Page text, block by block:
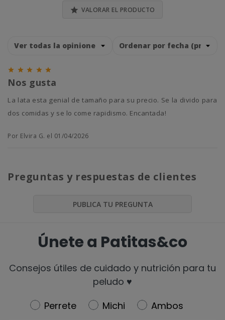
 VALORAR EL PRODUCTO
    
Nos gusta
La lata esta genial de tamaño para su precio. Se la divido para
dos comidas y se lo come rapidismo. Encantada!
Por Elvira G. el 01/04/2026
Preguntas y respuestas de clientes
PUBLICA TU PREGUNTA
Únete a Patitas&co
Consejos útiles de cuidado y nutrición para tu
peludo ♥️
Newsletter
Perrete Michi
Ambos